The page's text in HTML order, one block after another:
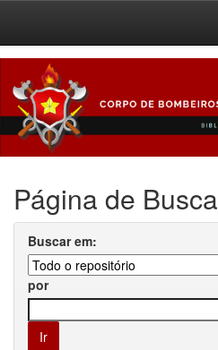
navigation
Página de Busca
Buscar em:
por